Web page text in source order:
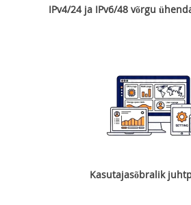
IPv4/24 ja IPv6/48 võrgu
Kasutajasõbralik